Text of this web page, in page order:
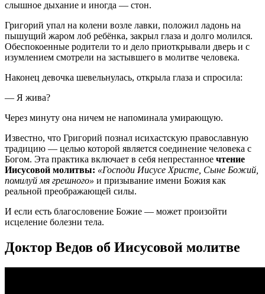
слышное дыхание и иногда — стон.
Григорий упал на колени возле лавки, положил ладонь на
пышущий жаром лоб ребёнка, закрыл глаза и долго молился.
Обеспокоенные родители то и дело приоткрывали дверь и с
изумлением смотрели на застывшего в молитве человека.
Наконец девочка шевельнулась, открыла глаза и спросила:
— Я жива?
Через минуту она ничем не напоминала умирающую.
Известно, что Григорий познал исихастскую православную
традицию — целью которой является соединение человека с
Богом. Эта практика включает в себя непрестанное чтение
Иисусовой молитвы: «Господи Иисусе Христе, Сыне Божий,
помилуй мя грешного» и призывание имени Божия как
реальной преображающей силы.
И если есть благословение Божие — может произойти
исцеление болезни тела.
Доктор Ведов об Иисусовой молитве